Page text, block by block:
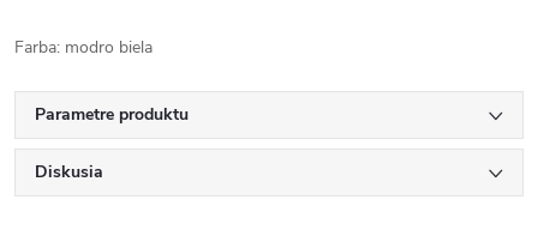
Farba: modro biela
Parametre produktu
Diskusia